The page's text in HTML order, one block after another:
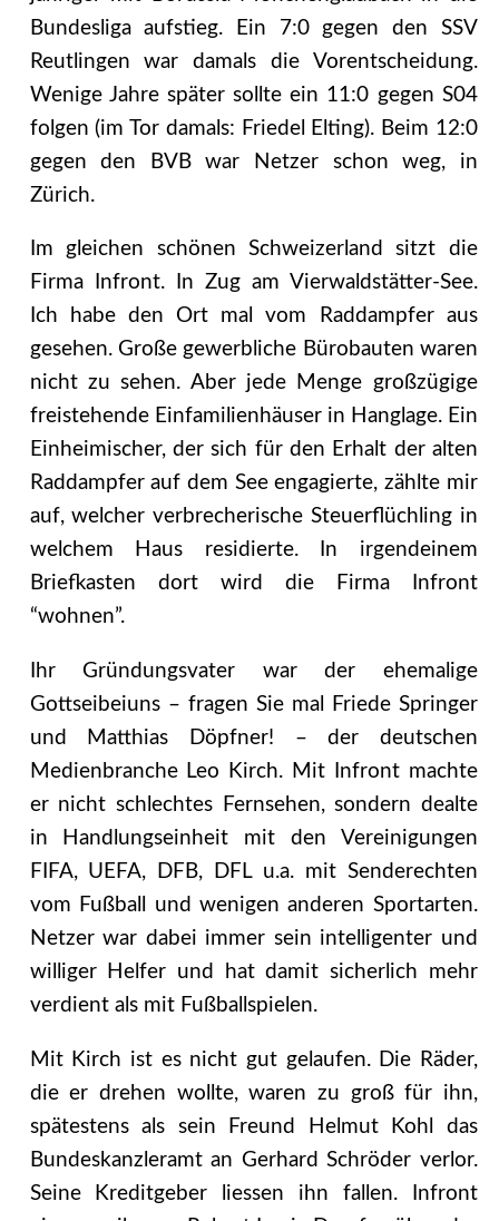
Bundesliga aufstieg. Ein 7:0 gegen den SSV
Reutlingen war damals die Vorentscheidung.
Wenige Jahre später sollte ein 11:0 gegen S04
folgen (im Tor damals: Friedel Elting). Beim 12:0
gegen den BVB war Netzer schon weg, in
Zürich.
Im gleichen schönen Schweizerland sitzt die
Firma Infront. In Zug am Vierwaldstätter-See.
Ich habe den Ort mal vom Raddampfer aus
gesehen.Große gewerbliche Bürobauten waren
nicht zu sehen. Aber jede Menge großzügige
freistehende Einfamilienhäuser in Hanglage. Ein
Einheimischer, der sich für den Erhalt der alten
Raddampfer auf dem See engagierte, zählte mir
auf, welcher verbrecherische Steuerflüchling in
welchem Haus residierte. In irgendeinem
Briefkasten dort wird die Firma Infront
“wohnen”.
Ihr Gründungsvater war der ehemalige
Gottseibeiuns – fragen Sie mal Friede Springer
und Matthias Döpfner! – der deutschen
Medienbranche Leo Kirch. Mit Infront machte
er nicht schlechtes Fernsehen, sondern dealte
in Handlungseinheit mit den Vereinigungen
FIFA, UEFA, DFB, DFL u.a. mit Senderechten
vom Fußball und wenigen anderen Sportarten.
Netzer war dabei immer sein intelligenter und
williger Helfer und hat damit sicherlich mehr
verdient als mit Fußballspielen.
Mit Kirch ist es nicht gut gelaufen. Die Räder,
die er drehen wollte, waren zu groß für ihn,
spätestens als sein Freund Helmut Kohl das
Bundeskanzleramt an Gerhard Schröder verlor.
Seine Kreditgeber liessen ihn fallen. Infront